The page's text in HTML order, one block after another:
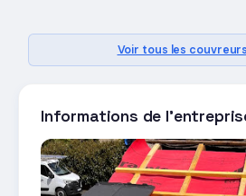
Voir tous les
Informations de